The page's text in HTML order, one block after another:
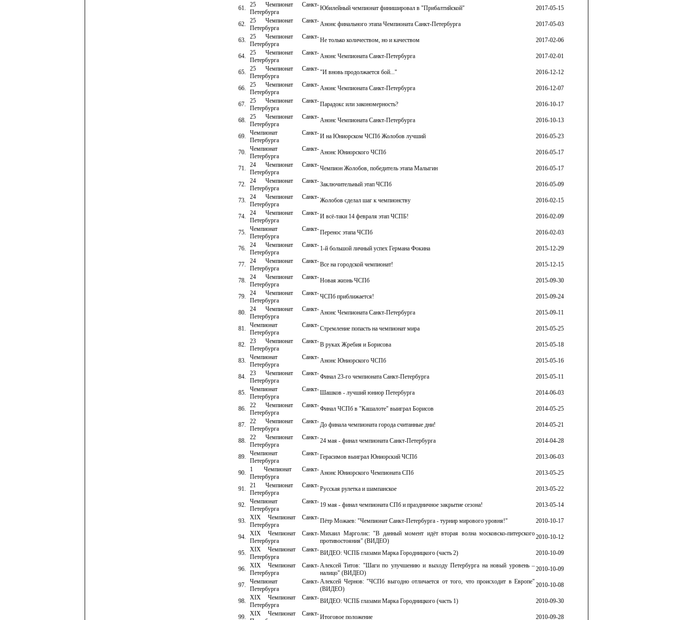
61.
25 Чемпионат Санкт-
Петербурга
Юбилейный чемпионат финишировал в "Прибалтийской" 2017-05-15
62.
25 Чемпионат Санкт-
Петербурга
Анонс финального этапа Чемпионата Санкт-Петербурга 2017-05-03
63.
25 Чемпионат Санкт-
Петербурга
Не только количеством, но и качеством 2017-02-06
64.
25 Чемпионат Санкт-
Петербурга
Анонс Чемпионата Санкт-Петербурга 2017-02-01
65.
25 Чемпионат Санкт-
Петербурга
"И вновь продолжается бой..." 2016-12-12
66.
25 Чемпионат Санкт-
Петербурга
Анонс Чемпионата Санкт-Петербурга 2016-12-07
67.
25 Чемпионат Санкт-
Петербурга
Парадокс или закономерность? 2016-10-17
68.
25 Чемпионат Санкт-
Петербурга
Анонс Чемпионата Санкт-Петербурга 2016-10-13
69.
Чемпионат Санкт-
Петербурга
И на Юниорском ЧСПб Жолобов лучший 2016-05-23
70.
Чемпионат Санкт-
Петербурга
Анонс Юниорского ЧСПб 2016-05-17
71.
24 Чемпионат Санкт-
Петербурга
Чемпион Жолобов, победитель этапа Малыгин 2016-05-17
72.
24 Чемпионат Санкт-
Петербурга
Заключительный этап ЧСПб 2016-05-09
73.
24 Чемпионат Санкт-
Петербурга
Жолобов сделал шаг к чемпионству 2016-02-15
74.
24 Чемпионат Санкт-
Петербурга
И всё-таки 14 февраля этап ЧСПБ! 2016-02-09
75.
Чемпионат Санкт-
Петербурга
Перенос этапа ЧСПб 2016-02-03
76.
24 Чемпионат Санкт-
Петербурга
1-й большой личный успех Германа Фокина 2015-12-29
77.
24 Чемпионат Санкт-
Петербурга
Все на городской чемпионат! 2015-12-15
78.
24 Чемпионат Санкт-
Петербурга
Новая жизнь ЧСПб 2015-09-30
79.
24 Чемпионат Санкт-
Петербурга
ЧСПб приближается! 2015-09-24
80.
24 Чемпионат Санкт-
Петербурга
Анонс Чемпионата Санкт-Петербурга 2015-09-11
81.
Чемпионат Санкт-
Петербурга
Стремление попасть на чемпионат мира 2015-05-25
82.
23 Чемпионат Санкт-
Петербурга
В руках Жребия и Борисова 2015-05-18
83.
Чемпионат Санкт-
Петербурга
Анонс Юниорского ЧСПб 2015-05-16
84.
23 Чемпионат Санкт-
Петербурга
Финал 23-го чемпионата Санкт-Петербурга 2015-05-11
85.
Чемпионат Санкт-
Петербурга
Шашков - лучший юниор Петербурга 2014-06-03
86.
22 Чемпионат Санкт-
Петербурга
Финал ЧСПб в "Кашалоте" выиграл Борисов 2014-05-25
87.
22 Чемпионат Санкт-
Петербурга
До финала чемпионата города считанные дни! 2014-05-21
88.
22 Чемпионат Санкт-
Петербурга
24 мая - финал чемпионата Санкт-Петербурга 2014-04-28
89.
Чемпионат Санкт-
Петербурга
Герасимов выиграл Юниорский ЧСПб 2013-06-03
90.
1 Чемпионат Санкт-
Петербурга
Анонс Юниорского Чемпионата СПб 2013-05-25
91.
21 Чемпионат Санкт-
Петербурга
Русская рулетка и шампанское 2013-05-22
92.
Чемпионат Санкт-
Петербурга
19 мая - финал чемпионата СПб и праздничное закрытие сезона! 2013-05-14
93.
XIX Чемпионат Санкт-
Петербурга
Пётр Можаев: "Чемпионат Санкт-Петербурга - турнир мирового уровня!" 2010-10-17
94.
XIX Чемпионат Санкт-
Петербурга
Михаил Марголис: "В данный момент идёт вторая волна московско-питерского
противостояния" (ВИДЕО)
2010-10-12
95.
XIX Чемпионат Санкт-
Петербурга
ВИДЕО: ЧСПБ глазами Марка Городницкого (часть 2) 2010-10-09
96.
XIX Чемпионат Санкт-
Петербурга
Алексей Титов: "Шаги по улучшению и выходу Петербурга на новый уровень –
налицо" (ВИДЕО)
2010-10-09
97.
Чемпионат Санкт-
Петербурга
Алексей Чернов: "ЧСПб выгодно отличается от того, что происходит в Европе"
(ВИДЕО)
2010-10-08
98.
XIX Чемпионат Санкт-
Петербурга
ВИДЕО: ЧСПБ глазами Марка Городницкого (часть 1) 2010-09-30
99.
XIX Чемпионат Санкт-Итоговое положение 2010-09-28